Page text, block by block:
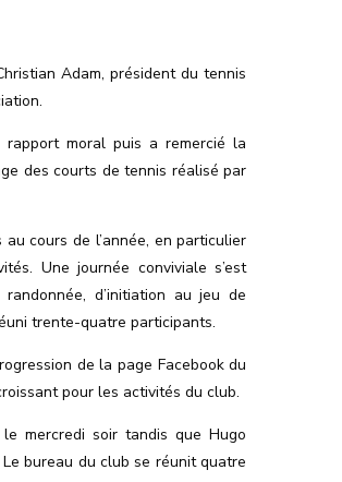
Adam, président du tennis
.
moral puis a remercié la
des courts de tennis réalisé par
cours de l’année, en particulier
Une journée conviviale s’est
randonnée,d’initiation au jeu de
trente-quatre participants.
de la page Facebook du
pour les activités du club.
mercredi soir tandis que Hugo
Le bureau du club se réunit quatre